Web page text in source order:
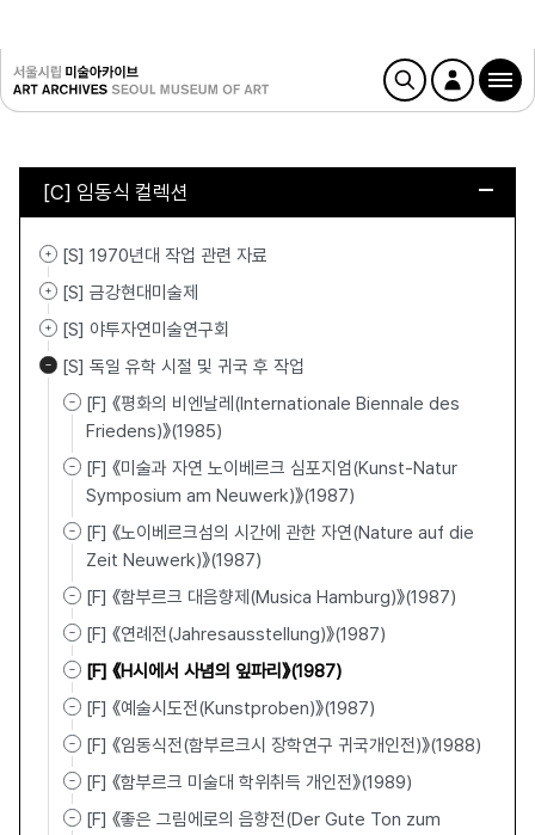
[C] 임동식 컬렉션
[S] 1970년대 작업 관련 자료
[S] 금강현대미술제
[S] 야투자연미술연구회
[S] 독일 유학 시절 및 귀국 후 작업
[F] 《평화의 비엔날레(Internationale Biennale des
Friedens)》(1985)
[F] 《미술과 자연 노이베르크 심포지엄(Kunst-Natur
Symposium am Neuwerk)》(1987)
[F] 《노이베르크섬의 시간에 관한 자연(Nature auf die
Zeit Neuwerk)》(1987)
[F] 《함부르크 대음향제(Musica Hamburg)》(1987)
[F] 《연례전(Jahresausstellung)》(1987)
[F] 《H시에서 사념의 잎파리》(1987)
[F] 《예술시도전(Kunstproben)》(1987)
[F] 《임동식전(함부르크시 장학연구 귀국개인전)》(1988)
[F] 《함부르크 미술대 학위취득 개인전》(1989)
[F] 《좋은 그림에로의 음향전(Der Gute Ton zum